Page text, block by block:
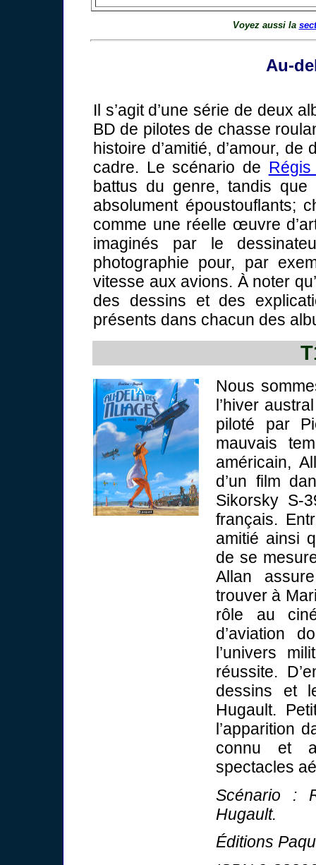
Voyez aussi la
Au-
Il s’agit d’une série de deux
BD de pilotes de chasse
histoire d’amitié, d’amour,
cadre. Le scénario de
battus du genre, tandis
absolument époustouflants;
comme une réelle œuvre
imaginés par le
photographie pour, par
vitesse aux avions. À noter
des dessins et des
présents dans chacun des
Nous
l’hiver
piloté par
mauvais
américain,
d’un film
Sikorsky S-
français.
amitié ainsi
de se
Allan
trouver à
rôle au
d’aviation
l’univers
réussite.
dessins et
Hugault.
l’apparition
connu et
spectacles
Scénario :
Hugault.
Éditions